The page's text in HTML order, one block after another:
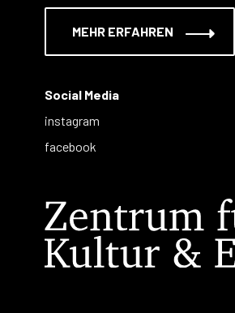
MEHR ERFAHREN
Social Media
instagram
facebook